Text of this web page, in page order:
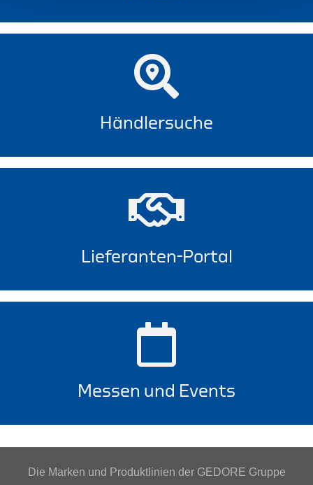
Händlersuche
Lieferanten-Portal
Messen und Events
Die Marken und Produktlinien der GEDORE Gruppe